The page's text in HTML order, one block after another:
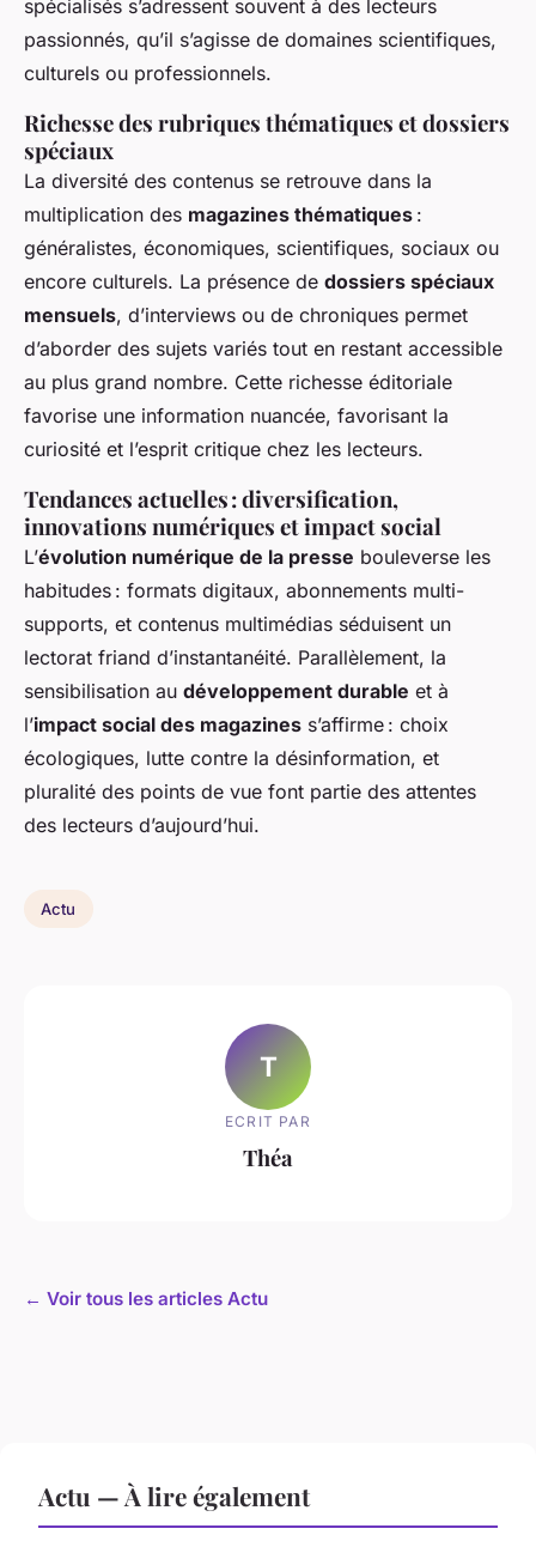
spécialisés s’adressent souvent à des lecteurs
passionnés, qu’il s’agisse de domaines scientifiques,
culturels ou professionnels.
Richesse des rubriques thématiques et dossiers
spéciaux
La diversité des contenus se retrouve dans la
multiplication des magazines thématiques :
généralistes, économiques, scientifiques, sociaux ou
encore culturels. La présence de dossiers spéciaux
mensuels, d’interviews ou de chroniques permet
d’aborder des sujets variés tout en restant accessible
au plus grand nombre. Cette richesse éditoriale
favorise une information nuancée, favorisant la
curiosité et l’esprit critique chez les lecteurs.
Tendances actuelles : diversification,
innovations numériques et impact social
L’évolution numérique de la presse bouleverse les
habitudes : formats digitaux, abonnements multi-
supports, et contenus multimédias séduisent un
lectorat friand d’instantanéité. Parallèlement, la
sensibilisation au développement durable et à
l’impact social des magazines s’affirme : choix
écologiques, lutte contre la désinformation, et
pluralité des points de vue font partie des attentes
des lecteurs d’aujourd’hui.
Actu
T
ECRIT PAR
Théa
← Voir tous les articles Actu
Actu — À lire également